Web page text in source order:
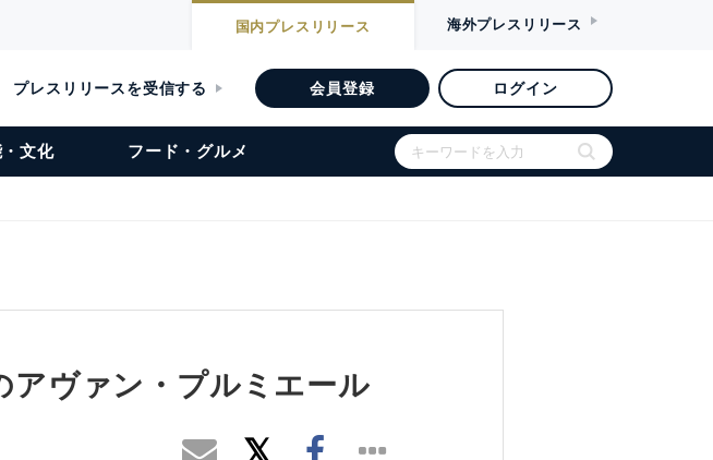
国内プレスリリース 海外プレスリリース
プレスリリースを受信する 会員登録 ログイン
文化 フード・グルメ
ヴァン・プルミエール